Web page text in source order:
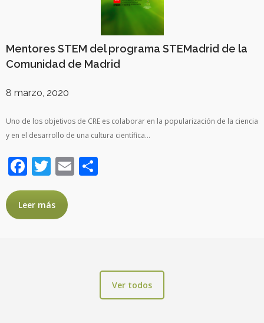
Mentores STEM del programa STEMadrid de la
Comunidad de Madrid
8 marzo, 2020
Uno de los objetivos de CRE es colaborar en la popularización de la ciencia
y en el desarrollo de una cultura científica…
Facebook
Twitter
Email
Leer más
Ver todos